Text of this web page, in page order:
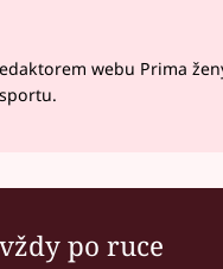
webu Prima
po ruce